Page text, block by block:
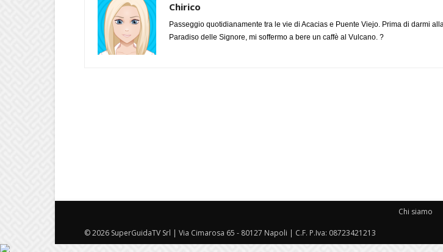
Chirico
Passeggio quotidianamente tra le vie di Acacias e Puente Viejo. Prima di darmi
Paradiso delle Signore, mi soffermo a bere un caffè al Vulcano. ?
Chi siamo
© 2026 SuperGuidaTV Srl | Via Cimarosa 65 - 80127 Napoli | C.F. P.Iva: 08723421213